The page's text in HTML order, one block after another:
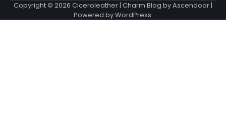
Copyright © 2026 Ciceroleather| Charm Blog byAscendoor|
Powered byWordPress.